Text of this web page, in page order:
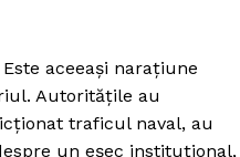
Este aceeași narațiune
Autoritățile au
traficul naval, au
un eșec instituțional,